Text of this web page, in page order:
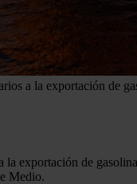
de este sitio web se
el tráfico. Además,
publicidad y
recopilado a partir
a la exportación de
exportación de
Medio.